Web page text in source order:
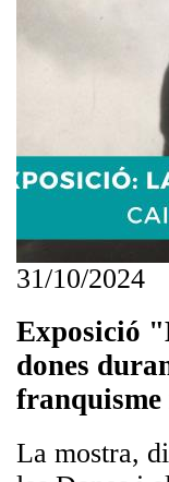
31/10/2024
Exposició
dones
La mostra,